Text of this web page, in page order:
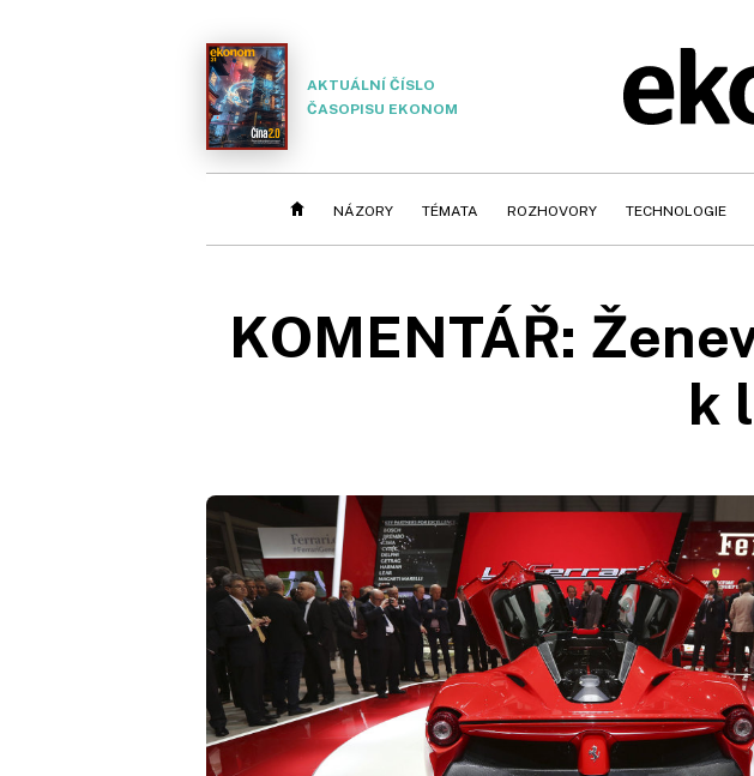
AKTUÁLNÍ ČÍSLO
ČASOPISU EKONOM
NÁZORY TÉMATA ROZHOVORY TECHNOLOGIE
KOMENTÁŘ:
k